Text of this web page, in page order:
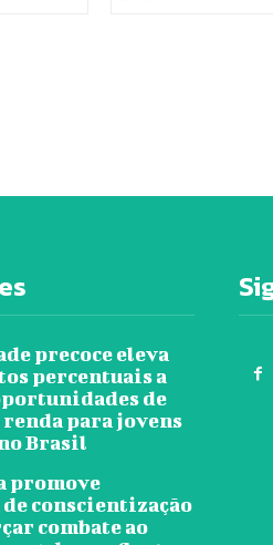
precoce eleva
percentuais a
de
para jovens
Brasil
promove
conscientização
combate ao